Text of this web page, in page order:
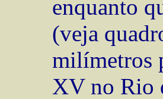
enquanto
(veja
milímetros
XV no Rio